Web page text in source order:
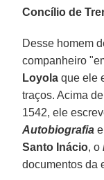
Concílio de
Desse homem
companheiro
Loyola que ele
traços. Acima
1542, ele
Autobiografia
Santo Inácio, o
documentos da